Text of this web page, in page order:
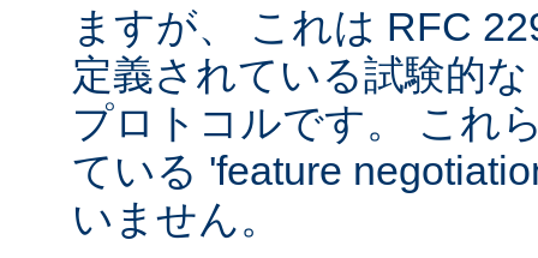
ますが、 これは RFC
定義されている試験的
プロトコルです。 これ
ている 'feature
いません。